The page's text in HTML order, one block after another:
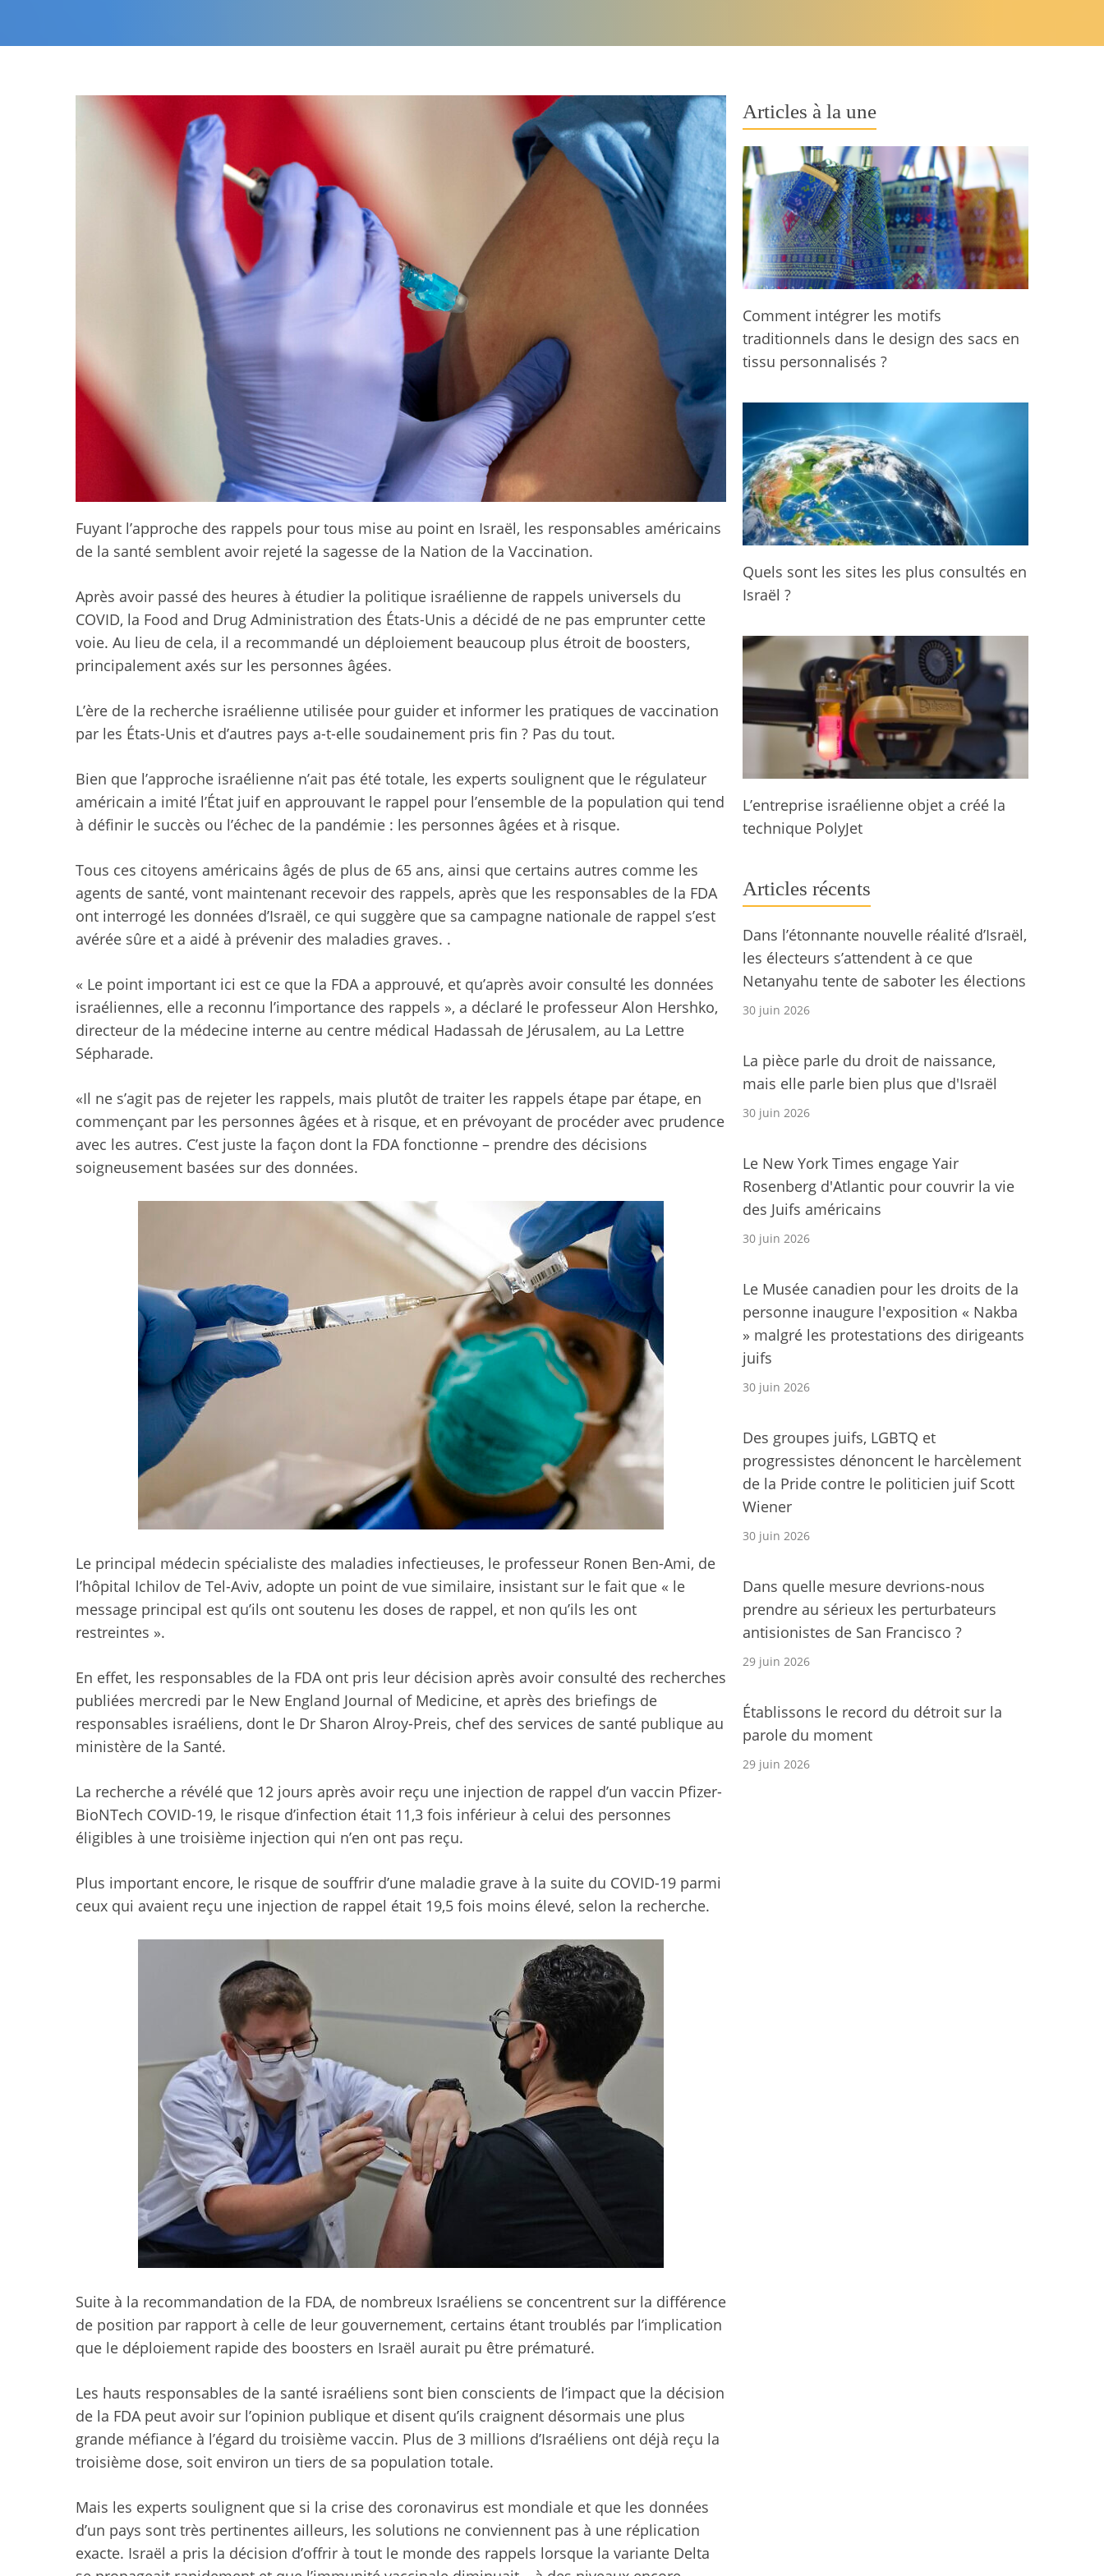
Fuyant l’approche des rappels pour tous mise au point en Israël, les responsables américains
de la santé semblent avoir rejeté la sagesse de la Nation de la Vaccination.
Après avoir passé des heures à étudier la politique israélienne de rappels universels du
COVID, la Food and Drug Administration des États-Unis a décidé de ne pas emprunter cette
voie. Au lieu de cela, il a recommandé un déploiement beaucoup plus étroit de boosters,
principalement axés sur les personnes âgées.
L’ère de la recherche israélienne utilisée pour guider et informer les pratiques de vaccination
par les États-Unis et d’autres pays a-t-elle soudainement pris fin ? Pas du tout.
Bien que l’approche israélienne n’ait pas été totale, les experts soulignent que le régulateur
américain a imité l’État juif en approuvant le rappel pour l’ensemble de la population qui tend
à définir le succès ou l’échec de la pandémie : les personnes âgées et à risque.
Tous ces citoyens américains âgés de plus de 65 ans, ainsi que certains autres comme les
agents de santé, vont maintenant recevoir des rappels, après que les responsables de la FDA
ont interrogé les données d’Israël, ce qui suggère que sa campagne nationale de rappel s’est
avérée sûre et a aidé à prévenir des maladies graves. .
« Le point important ici est ce que la FDA a approuvé, et qu’après avoir consulté les données
israéliennes, elle a reconnu l’importance des rappels », a déclaré le professeur Alon Hershko,
directeur de la médecine interne au centre médical Hadassah de Jérusalem, au La Lettre
Sépharade.
«Il ne s’agit pas de rejeter les rappels, mais plutôt de traiter les rappels étape par étape, en
commençant par les personnes âgées et à risque, et en prévoyant de procéder avec prudence
avec les autres. C’est juste la façon dont la FDA fonctionne – prendre des décisions
soigneusement basées sur des données.
Le principal médecin spécialiste des maladies infectieuses, le professeur Ronen Ben-Ami, de
l’hôpital Ichilov de Tel-Aviv, adopte un point de vue similaire, insistant sur le fait que « le
message principal est qu’ils ont soutenu les doses de rappel, et non qu’ils les ont
restreintes ».
En effet, les responsables de la FDA ont pris leur décision après avoir consulté des recherches
publiées mercredi par le New England Journal of Medicine, et après des briefings de
responsables israéliens, dont le Dr Sharon Alroy-Preis, chef des services de santé publique au
ministère de la Santé.
La recherche a révélé que 12 jours après avoir reçu une injection de rappel d’un vaccin Pfizer-
BioNTech COVID-19, le risque d’infection était 11,3 fois inférieur à celui des personnes
éligibles à une troisième injection qui n’en ont pas reçu.
Plus important encore, le risque de souffrir d’une maladie grave à la suite du COVID-19 parmi
ceux qui avaient reçu une injection de rappel était 19,5 fois moins élevé, selon la recherche.
Suite à la recommandation de la FDA, de nombreux Israéliens se concentrent sur la différence
de position par rapport à celle de leur gouvernement, certains étant troublés par l’implication
que le déploiement rapide des boosters en Israël aurait pu être prématuré.
Les hauts responsables de la santé israéliens sont bien conscients de l’impact que la décision
de la FDA peut avoir sur l’opinion publique et disent qu’ils craignent désormais une plus
grande méfiance à l’égard du troisième vaccin. Plus de 3 millions d’Israéliens ont déjà reçu la
troisième dose, soit environ un tiers de sa population totale.
Mais les experts soulignent que si la crise des coronavirus est mondiale et que les données
d’un pays sont très pertinentes ailleurs, les solutions ne conviennent pas à une réplication
exacte. Israël a pris la décision d’offrir à tout le monde des rappels lorsque la variante Delta
Articles à la une
Comment intégrer les motifs
traditionnels dans le design des sacs en
tissu personnalisés ?
Quels sont les sites les plus consultés en
Israël ?
L’entreprise israélienne objet a créé la
technique PolyJet
Articles récents
Dans l’étonnante nouvelle réalité d’Israël,
les électeurs s’attendent à ce que
Netanyahu tente de saboter les élections
30 juin 2026
La pièce parle du droit de naissance,
mais elle parle bien plus que d'Israël
30 juin 2026
Le New York Times engage Yair
Rosenberg d'Atlantic pour couvrir la vie
des Juifs américains
30 juin 2026
Le Musée canadien pour les droits de la
personne inaugure l'exposition « Nakba
» malgré les protestations des dirigeants
juifs
30 juin 2026
Des groupes juifs, LGBTQ et
progressistes dénoncent le harcèlement
de la Pride contre le politicien juif Scott
Wiener
30 juin 2026
Dans quelle mesure devrions-nous
prendre au sérieux les perturbateurs
antisionistes de San Francisco ?
29 juin 2026
Établissons le record du détroit sur la
parole du moment
29 juin 2026